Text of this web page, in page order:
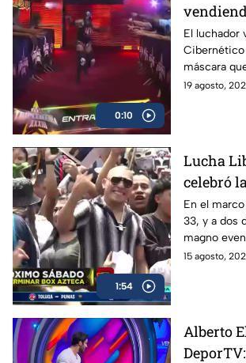
0:10
que usó
33
El luchador
Cibernético
máscara
Triplemanía
19 agosto,
1:54
Lucha
celebró la
previo a
En el
33, y a dos
magno
la AAA
15 agosto,
Alberto